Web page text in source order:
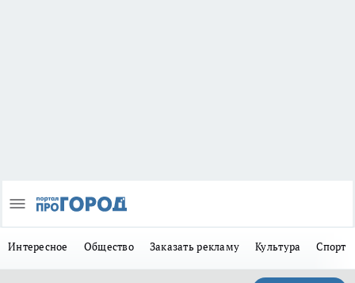
Интересное Общество Заказать рекламу Культура Спорт